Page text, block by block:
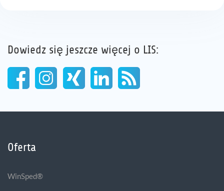
Dowiedz się jeszcze więcej o LIS:
Oferta
WinSped®